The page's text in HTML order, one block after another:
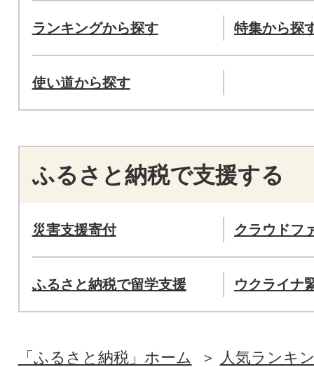
ランキングから探す 特集から探
使い道から探す
ふるさと納税で支援する
災害支援寄付 クラウドフ
ふるさと納税で留学支援 ウクライナ
「ふるさと納税」ホーム
人気ランキ